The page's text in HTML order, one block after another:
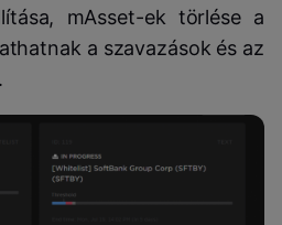
mAsset-ek törlése a
a szavazások és az